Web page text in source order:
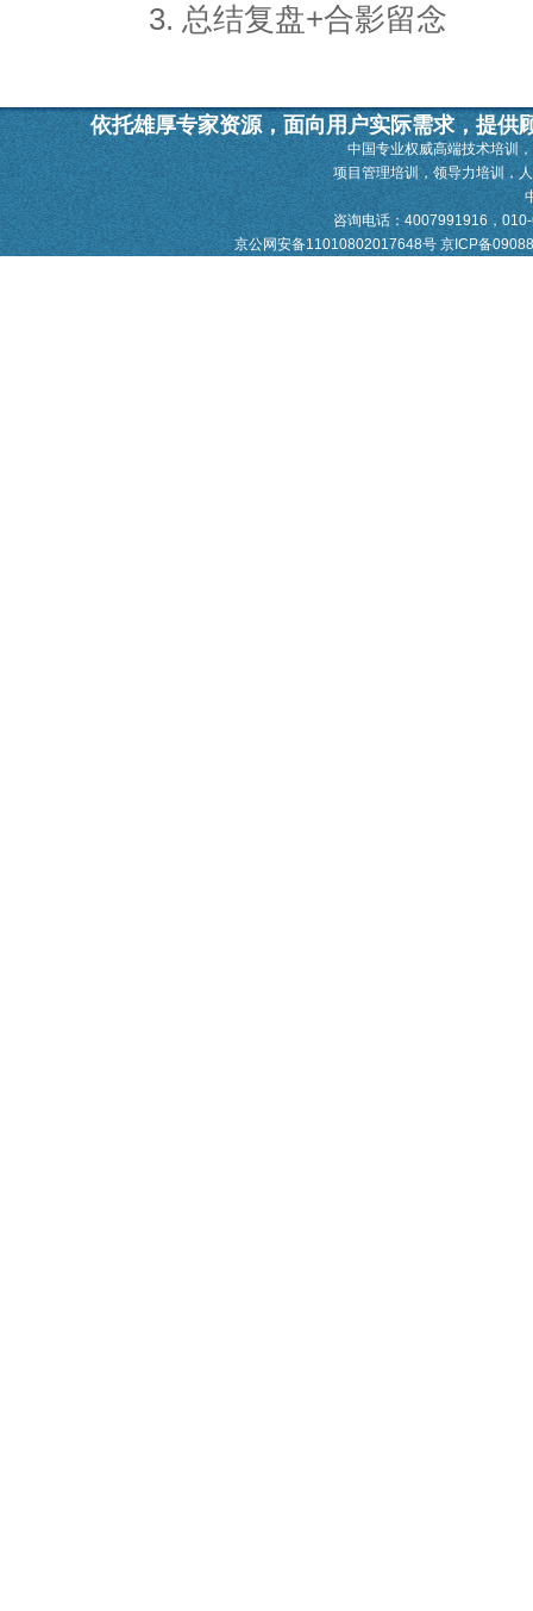
3. 总结复盘+合影留念
依托雄厚专家资源，面向用户实际需求，提供
中国专业权威高端技术培训
项目管理培训，领导力培训
咨询电话：4007991916，
京公网安备11010802017648号京ICP备